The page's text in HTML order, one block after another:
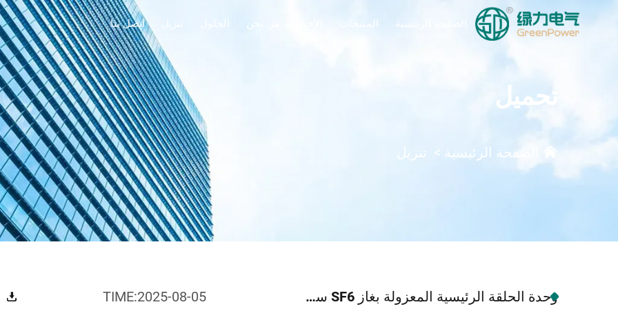
الصفحة الرئيسية المنتجات من نحن الحلول تنزيل اتصل بنا
تحميل
الصفحة الرئيسية > تنزيل
وحدة الحلقة الرئيسية المعزولة بغاز SF6 سلسلة GPR1-12(24) TIME:2025-08-05